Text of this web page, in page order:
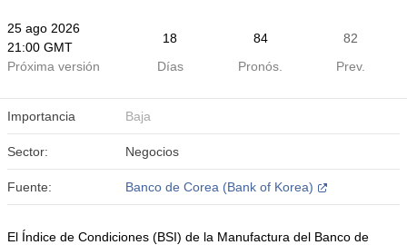
25 ago 2026
21:00 GMT
18 84
82
Próxima versión
Días Pronós. Prev.
Importancia Baja
Sector: Negocios
Fuente: Banco de Corea (Bank of Korea)
El Índice de Condiciones (BSI) de la Manufactura del Banco de